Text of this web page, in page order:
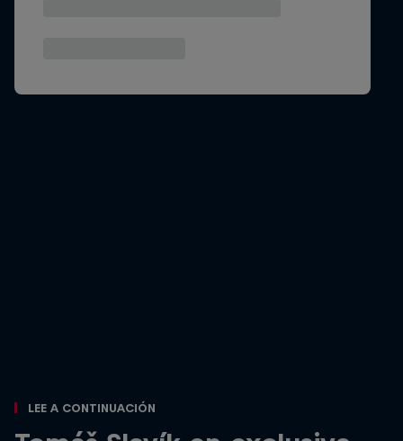
Lee a continuación